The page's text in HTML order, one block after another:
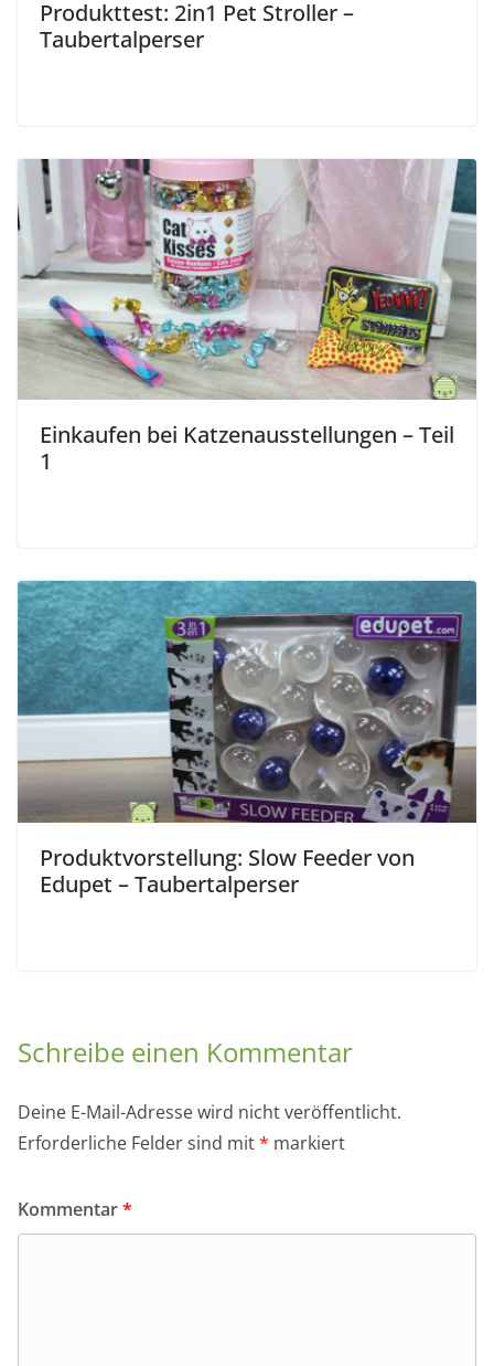
Produkttest: 2in1 Pet Stroller –
Taubertalperser
Einkaufen bei Katzenausstellungen – Teil
1
Produktvorstellung: Slow Feeder von
Edupet – Taubertalperser
Schreibe einen Kommentar
Deine E-Mail-Adresse wird nicht veröffentlicht.
Erforderliche Felder sind mit* markiert
Kommentar*